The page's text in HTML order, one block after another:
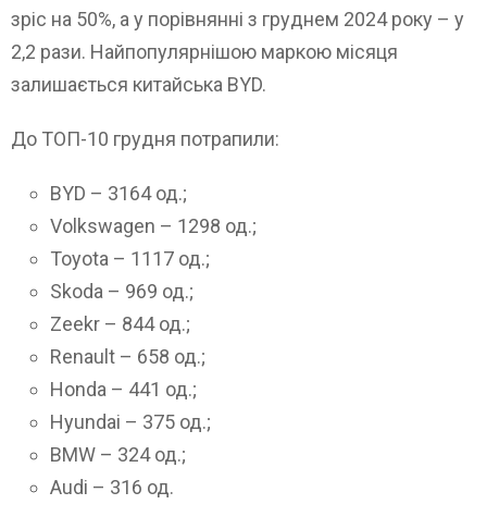
зріс на 50%, а у порівнянні з груднем 2024 року – у
2,2 рази. Найпопулярнішою маркою місяця
залишається китайська BYD.
До ТОП-10 грудня потрапили:
BYD – 3164 од.;
Volkswagen – 1298 од.;
Toyota – 1117 од.;
Skoda – 969 од.;
Zeekr – 844 од.;
Renault – 658 од.;
Honda – 441 од.;
Hyundai – 375 од.;
BMW – 324 од.;
Audi – 316 од.